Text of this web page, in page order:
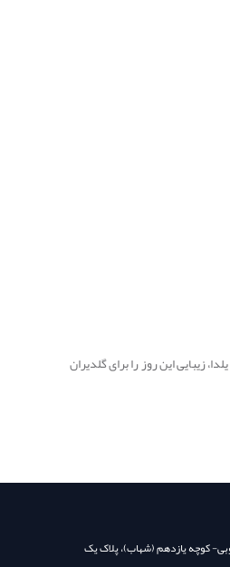
زیبایی این روز را برای گلدیران
کوچه یازدهم (شهاب)، پلاک یک